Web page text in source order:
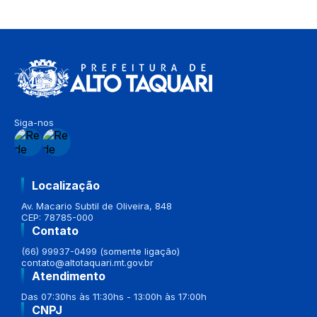
Siga-nos
Localização
Av. Macario Subtil de Oliveira, 848
CEP: 78785-000
Contato
(66) 99937-0499 (somente ligação)
contato@altotaquari.mt.gov.br
Atendimento
Das 07:30hs às 11:30hs - 13:00h às 17:00h
CNPJ